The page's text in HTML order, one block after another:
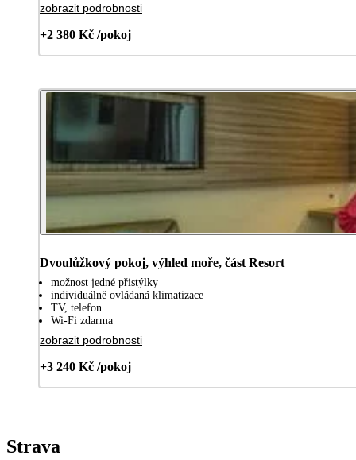
zobrazit podrobnosti
+2 380 Kč /pokoj
Dvoulůžkový pokoj, výhled moře, část Resort
možnost jedné přistýlky
individuálně ovládaná klimatizace
TV, telefon
Wi-Fi zdarma
zobrazit podrobnosti
+3 240 Kč /pokoj
Strava